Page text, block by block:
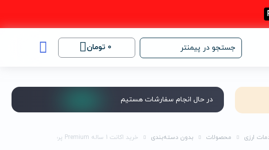
جستجو در پیمنتر 0 تومان
در حال انجام سفارشات هستیم
ارزی محصولات بدون دسته‌بندی خرید اکانت 1 ساله Premium پرمیوم پیکزلز